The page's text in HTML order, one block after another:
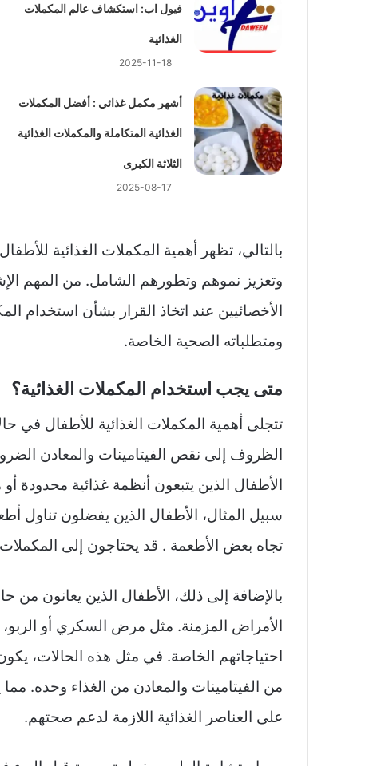
فيول اب: استكشاف عالم المكملات
الغذائية
2025-11-18
أشهر مكمل غذائي : أفضل المكملات
الغذائية المتكاملة والمكملات الغذائية
الثلاثة الكبرى
2025-08-17
بالتالي، تظهر أهمية المكملات الغذائية
وتعزيز نموهم وتطورهم الشامل. من المهم
الأخصائيين عند اتخاذ القرار بشأن استخدام
ومتطلباته الصحية الخاصة.
متى يجب استخدام المكملات الغذائية؟
تتجلى أهمية المكملات الغذائية للأطفال
الظروف إلى نقص الفيتامينات والمعادن
الأطفال الذين يتبعون أنظمة غذائية محدودة
سبيل المثال، الأطفال الذين يفضلون تناول
تجاه بعض الأطعمة . قد يحتاجون إلى
بالإضافة إلى ذلك، الأطفال الذين يعانون
الأمراض المزمنة. مثل مرض السكري أو الربو،
احتياجاتهم الخاصة. في مثل هذه الحالات،
من الفيتامينات والمعادن من الغذاء وحده.
على العناصر الغذائية اللازمة لدعم صحتهم.